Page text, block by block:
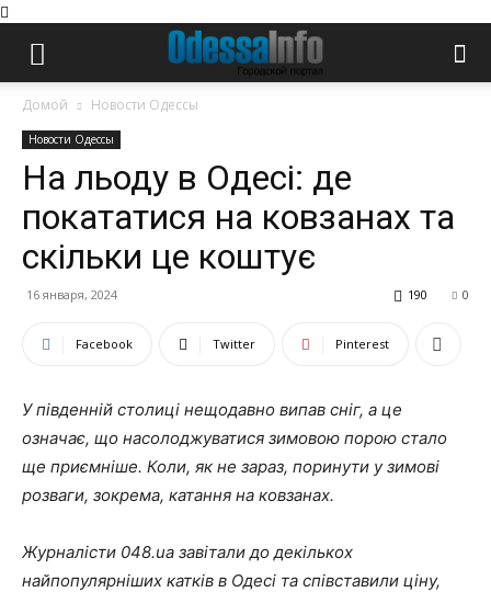
Домой Новости Одессы
Новости Одессы
На льоду в Одесі: де
покататися на ковзанах та
скільки це коштує
16 января, 2024 0
190
Facebook Twitter Pinterest
У південній столиці нещодавно випав сніг, а це
означає, що насолоджуватися зимовою порою стало
ще приємніше. Коли, як не зараз, поринути у зимові
розваги, зокрема, катання на ковзанах.
Журналісти 048.ua завітали до декількох
найпопулярніших катків в Одесі та співставили ціну,